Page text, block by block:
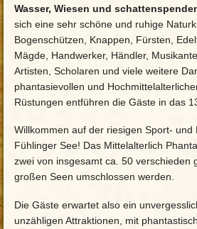
Wasser, Wiesen und
sich eine sehr schöne und ruhige
Bogenschützen, Knappen, Fürsten,
Mägde, Handwerker, Händler,
Artisten, Scholaren und viele weitere
phantasievollen und
Rüstungen entführen die Gäste in das
Willkommen auf der riesigen Sport- und
Fühlinger See! Das Mittelalterlich
zwei von insgesamt ca. 50 verschieden
großen Seen umschlossen werden.
Die Gäste erwartet also ein
unzähligen Attraktionen, mit